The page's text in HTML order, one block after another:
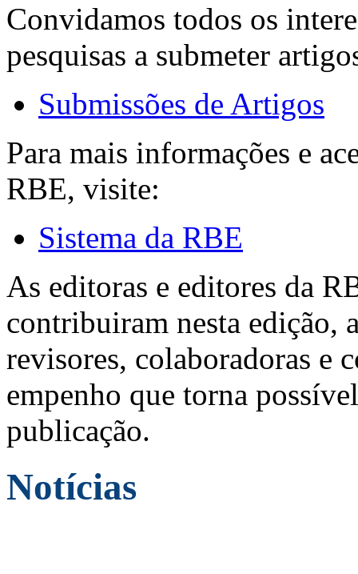
Convidamos todos os
pesquisas a submeter
Submissões de Artigos
Para mais informações e
RBE, visite:
Sistema da RBE
As editoras e editores da
contribuiram nesta edição,
revisores, colaboradoras e
empenho que torna
publicação.
Notícias